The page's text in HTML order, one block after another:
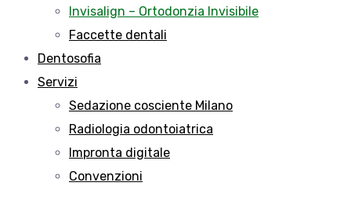
Invisalign – Ortodonzia Invisibile
Faccette dentali
Dentosofia
Servizi
Sedazione cosciente Milano
Radiologia odontoiatrica
Impronta digitale
Convenzioni